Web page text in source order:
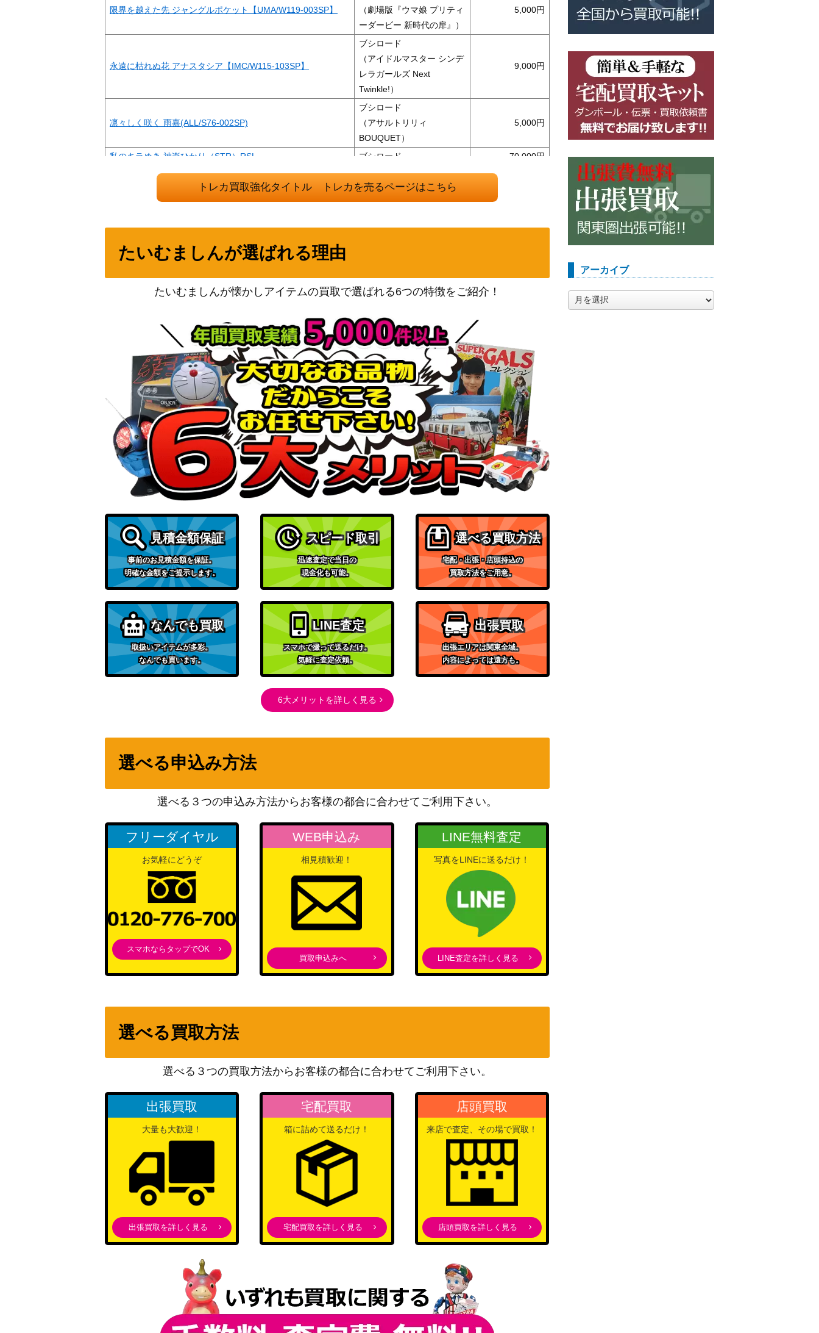
限界を越えた先 ジャングルポケット【UMA/W119-003SP】
（劇場版『ウマ娘 プリティ
ーダービー 新時代の扉』）
5,000
永遠に枯れぬ花 アナスタシア【IMC/W115-103SP】
ブシロード
（アイドルマスター シンデ
レラガールズ Next
Twinkle!）
9,000
凛々しく咲く 雨嘉(ALL/S76-002SP)
ブシロード
（アサルトリリィ
BOUQUET）
5,000
私のキラめき 神楽ひかり（STR）RSL ブシロード 70,000
本当の願い ルミア【Fra/W120-T15SP】
ブシロード
（富士見ファンタジア文庫
Vol.2）
Natural Brilliance サトノダイヤモンド（UMA/W106-132SP） 7,500
Vol.2）
（ウマ娘）
“信じていいの？”今井リサ (BD/W95-080SSP)
ブシロード
（バンドリ！ ガールズバン
ドパーティ！ 5th
Anniversary）
21,000
“青薔薇の道”湊友希那 (BD/W95-082SSP)
ブシロード
（バンドリ！ ガールズバン
ドパーティ！ 5th
Anniversary）
100,000
フランスJr.ユース代表 ピエール【CTB/W118-033SP】
ブシロード
（キャプテン翼）
1,500
10個、光 浅倉 透(ISC/S81-086SSP)
（アイドルマスター シャイ
ニーカラーズ）
45,000
未来へ一緒に 猫又おかゆ(HOL/W91-036SSP)
ブシロード
（ホロライブプロダクショ
ン）
28,000
セレブヒーロー アイアンマン (MAR/S89-032A)
（Marvel/Card Collection）
30,000
ハートを咲かせます♪ 中須 かすみ(LNJ/W85-002SSP)
ブシロード
（ラブライブ！虹ヶ咲学園
スクールアイドル同好会
feat.スクールアイドルフェ
スティバル ALL）
20,000
ブシロード
勝利の栄光へ テイエムオペラオー【UMA/W119-029SP】
創設メンバー 三ツ谷 (TRV/S92-079SSP)
（東京リベンジャーズ）
スター・ライト・シップ ホッコータルマエ（UMA/W106-046S
ブシロード
（ウマ娘）
2,700
Happy Legion 豊後 弥生【HBR/W117-006SP】
（ヘブンバーンズレッド
“ワイルド・ワイルド・ムードメーカー”リン【AGS/W108-032
杜野凛世の印象派 杜野凛世(ISC/S81-026SSP)
ブシロード
（アイドルマスター シャイ
30,000
“オフの過ごしかた” 真手凛(GU/W88-067SP)
ブシロード
“〈狂々帝〉”白の女王 (DAL/WE33-027SP)
ブシロード
（デート・ア・バレット(エ
私とあなたの楽園 緒方智絵里【IMC/W115-059SP】
（アイドルマスター シンデ
レラガールズ Next
4,500
純白の願い 中野 一花(5HY/W90-005HYR)
“私の勇気”松原花音 (BD/W95-002SSP)
（バンドリ！ ガールズバン
ドパーティ！ 5th
Anniversary）
18,000
トワイライト・メモリーズ 國見 タマ【HBR/W117-065SP】
（ヘブンバーンズレッド
Vol.2）
ブシロード
（アイドルマスター シャイ
トレカ買取強化タイトル トレカを売るページはこちら
たいむましんが選ばれる理由
たいむましんが懐かしアイテムの買取で選ばれる6つの特徴をご紹介！
見積金額保証
事前のお見積金額を保証。
明確な金額をご提示します。
スピード取引
迅速査定で当日の
現金化も可能。
選べる買取方法
宅配・出張・店頭持込の
買取方法をご用意。
なんでも買取
取扱いアイテムが多彩。
なんでも買います。
LINE査定
スマホで撮って送るだけ。
気軽に査定依頼。
出張買取
出張エリアは関東全域。
内容によっては遠方も。
6大メリットを詳しく見る
選べる申込み方法
選べる３つの申込み方法からお客様の都合に合わせてご利用下さい。
フリーダイヤル
お気軽にどうぞ
スマホならタップでOK
WEB申込み
相見積歓迎！
買取申込みへ
LINE無料査定
写真をLINEに送るだけ！
LINE査定を詳しく見る
選べる買取方法
選べる３つの買取方法からお客様の都合に合わせてご利用下さい。
出張買取
大量も大歓迎！
出張買取を詳しく見る
宅配買取
箱に詰めて送るだけ！
宅配買取を詳しく見る
店頭買取
来店で査定、その場で買取！
店頭買取を詳しく見る
アーカイブ
ー